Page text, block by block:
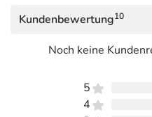
Kundenbewertung10
Noch keine
5
4